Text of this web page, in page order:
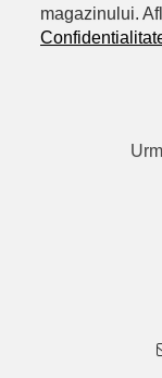
magazinului.